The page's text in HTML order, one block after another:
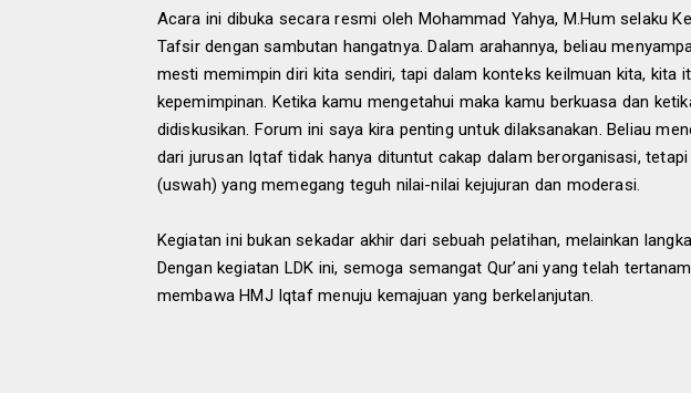
Acara ini dibuka secara resmi oleh Mohammad Yahya, M.Hum selaku
Tafsir dengan sambutan hangatnya. Dalam arahannya, beliau
mesti memimpin diri kita sendiri, tapi dalam konteks keilmuan kita, kita
kepemimpinan. Ketika kamu mengetahui maka kamu berkuasa dan
didiskusikan. Forum ini saya kira penting untuk dilaksanakan. Beliau
dari jurusan Iqtaf tidak hanya dituntut cakap dalam berorganisasi,
(uswah) yang memegang teguh nilai-nilai kejujuran dan moderasi.
Kegiatan ini bukan sekadar akhir dari sebuah pelatihan, melainkan
Dengan kegiatan LDK ini, semoga semangat Qur’ani yang telah
membawa HMJ Iqtaf menuju kemajuan yang berkelanjutan.